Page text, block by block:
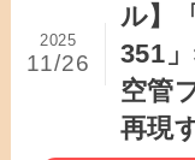
ル】
351
空管
再現
2025
11/26